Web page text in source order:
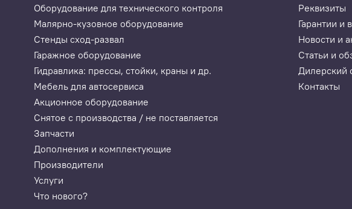
Оборудование для технического контроля
Малярно-кузовное оборудование
Стенды сход-развал
Гаражное оборудование
Гидравлика: прессы, стойки, краны и др.
Мебель для автосервиса
Акционное оборудование
Снятое с производства / не поставляется
Запчасти
Дополнения и комплектующие
Производители
Услуги
Что нового?
Реквизиты
Гарантии и
Новости и
Статьи и
Дилерский
Контакты